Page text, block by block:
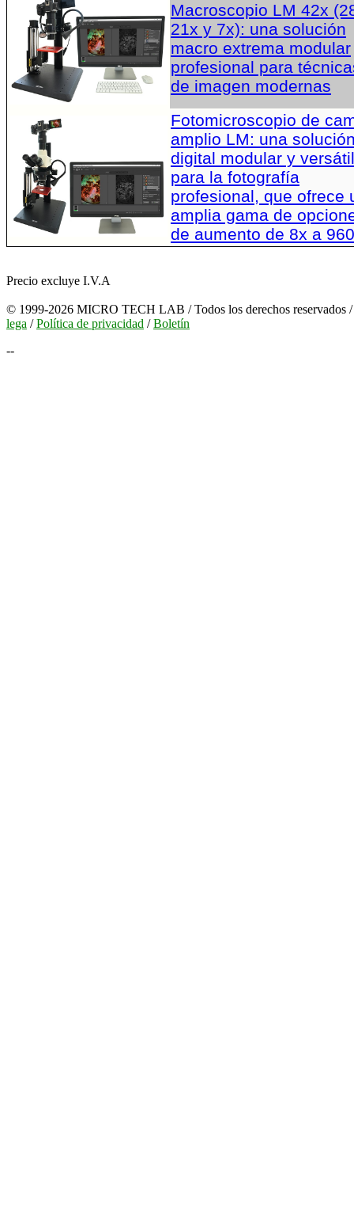
Macroscopio LM 42x
21x y 7x): una solución
macro extrema modular
profesional para
de imagen modernas
Fotomicroscopio de
amplio LM: una
digital modular y versátil
para la fotografía
profesional, que ofrece
amplia gama de
de aumento de 8x a
Precio excluye I.V.A
© 1999-2026 MICRO TECH LAB / Todos los derechos reservados /
lega /Política de privacidad /Boletín
--